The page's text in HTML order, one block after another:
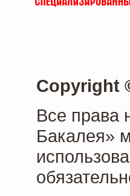
Copyright
Все права
Бакалея»